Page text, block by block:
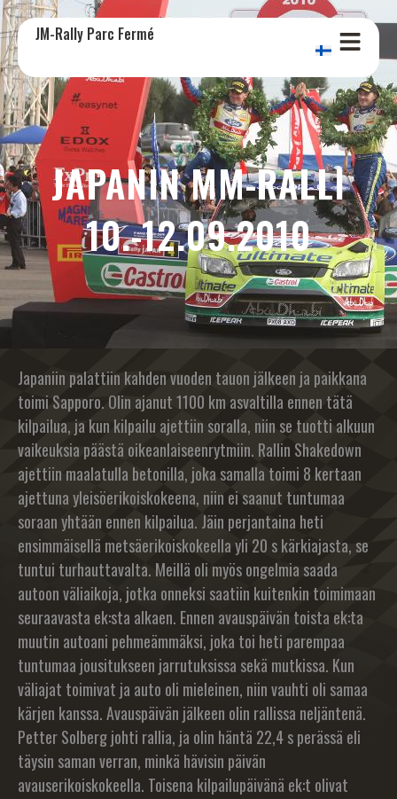
JM-Rally Parc Fermé
JAPANIN MM-RALLI
10.-12.09.2010
Japaniin palattiin kahden vuoden tauon jälkeen ja paikkana
toimi Sapporo. Olin ajanut 1100 km asvaltilla ennen tätä
kilpailua, ja kun kilpailu ajettiin soralla, niin se tuotti alkuun
vaikeuksia päästä oikeanlaiseenrytmiin. Rallin Shakedown
ajettiin maalatulla betonilla, joka samalla toimi 8 kertaan
ajettuna yleisöerikoiskokeena, niin ei saanut tuntumaa
soraan yhtään ennen kilpailua. Jäin perjantaina heti
ensimmäisellä metsäerikoiskokeella yli 20 s kärkiajasta, se
tuntui turhauttavalta. Meillä oli myös ongelmia saada
autoon väliaikoja, jotka onneksi saatiin kuitenkin toimimaan
seuraavasta ek:sta alkaen. Ennen avauspäivän toista ek:ta
muutin autoani pehmeämmäksi, joka toi heti parempaa
tuntumaa jousitukseen jarrutuksissa sekä mutkissa. Kun
väliajat toimivat ja auto oli mieleinen, niin vauhti oli samaa
kärjen kanssa. Avauspäivän jälkeen olin rallissa neljäntenä.
Petter Solberg johti rallia, ja olin häntä 22,4 s perässä eli
täysin saman verran, minkä hävisin päivän
avauserikoiskokeella. Toisena kilpailupäivänä ek:t olivat